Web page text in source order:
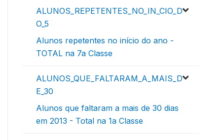
ALUNOS_REPETENTES_NO_IN_CIO_D
O_5
Alunos repetentes no início do ano -
TOTAL na 7a Classe
ALUNOS_QUE_FALTARAM_A_MAIS_D
E_30
Alunos que faltaram a mais de 30 dias
em 2013 - Total na 1a Classe